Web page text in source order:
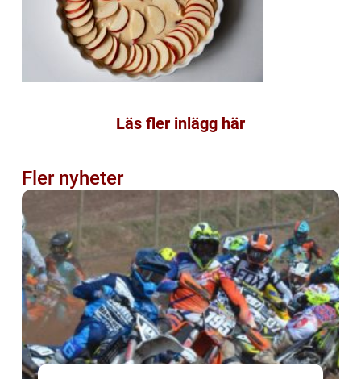
Läs fler inlägg här
Fler nyheter